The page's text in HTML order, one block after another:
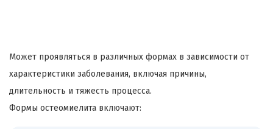
Может проявляться в различных формах в зависимости от
характеристики заболевания, включая причины,
длительность и тяжесть процесса.
Формы остеомиелита включают: